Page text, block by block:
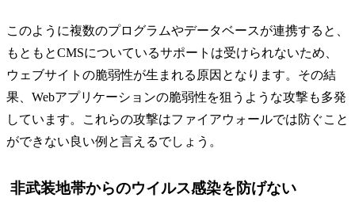
このように複数のプログラムやデータベースが連携すると、
もともとCMSについているサポートは受けられないため、
ウェブサイトの脆弱性が生まれる原因となります。その結
果、Webアプリケーションの脆弱性を狙うような攻撃も多発
しています。これらの攻撃はファイアウォールでは防ぐこと
ができない良い例と言えるでしょう。
非武装地帯からのウイルス感染を防げない